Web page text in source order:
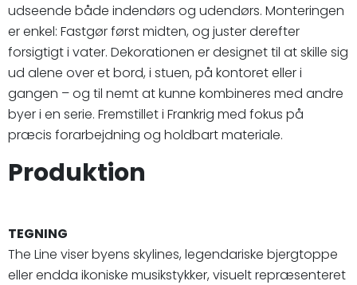
udseende både indendørs og udendørs. Monteringen
er enkel: Fastgør først midten, og juster derefter
forsigtigt i vater. Dekorationen er designet til at skille sig
ud alene over et bord, i stuen, på kontoret eller i
gangen – og til nemt at kunne kombineres med andre
byer i en serie. Fremstillet i Frankrig med fokus på
præcis forarbejdning og holdbart materiale.
Produktion
TEGNING
The Line viser byens skylines, legendariske bjergtoppe
eller endda ikoniske musikstykker, visuelt repræsenteret